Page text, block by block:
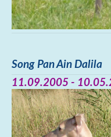
Song Pan Ain Dalila
11.09.2005 -